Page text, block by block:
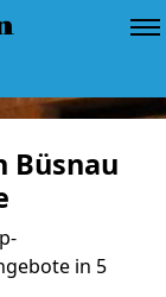
Büsnau
in 5